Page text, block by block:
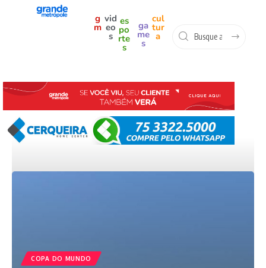
g
m
vid
eo
s
es
po
rte
s
ga
me
s
cul
tur
a
COPA DO MUNDO